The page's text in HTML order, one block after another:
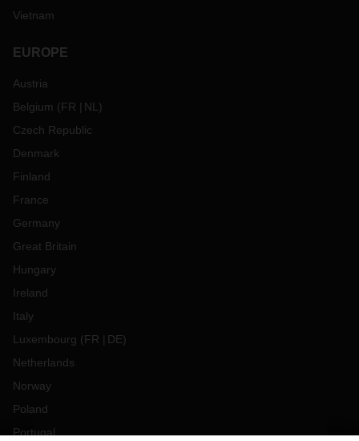
Vietnam
EUROPE
Austria
Belgium (FR NL )
Czech Republic
Denmark
Finland
France
Germany
Great Britain
Hungary
Ireland
Italy
Luxembourg (FR DE)
Netherlands
Norway
Poland
Portugal